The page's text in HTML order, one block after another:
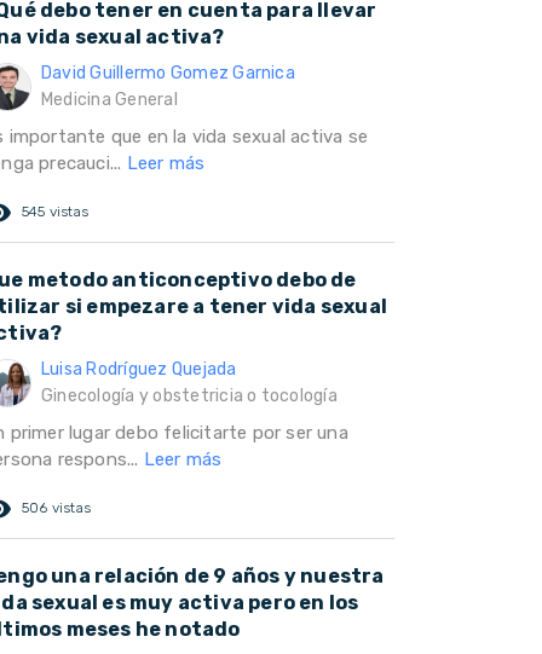
debo tener en cuenta para llevar
vida sexual activa?
David Guillermo Gomez Garnica
Medicina General
importante que en la vida sexual activa se
precauci... Leer más
545 vistas
metodo anticonceptivo debo de
si empezare a tener vida sexual
Luisa Rodríguez Quejada
Ginecología y obstetricia o tocología
primer lugar debo felicitarte por ser una
respons... Leer más
506 vistas
una relación de 9 años y nuestra
sexual es muy activa pero en los
meses he notado